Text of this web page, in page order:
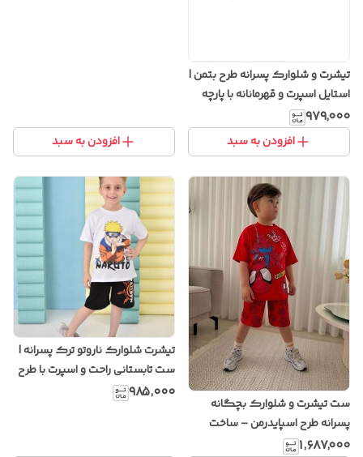
تیشرت و شلوارک پسرانه طرح بتمن |
استایل اسپرت و قهرمانانه با پارچه
نخی خنک
۹۷۹٬۰۰۰
افزودن به سبد افزودن به سبد
ست تیشرت و شلوارک بچگانه
پسرانه طرح اسپایدرمن – ساخت
ترکیه
۱٬۶۸۷٬۰۰۰
تیشرت شلوارک ناروتو ترک پسرانه |
ست تابستانی راحت و اسپرت با طرح
انیمه
۹۸۵٬۰۰۰